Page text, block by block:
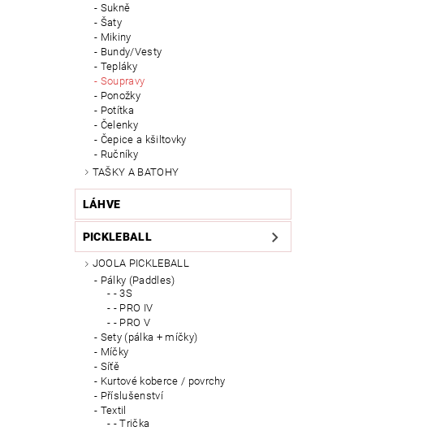
Sukně
Šaty
Mikiny
Bundy/Vesty
Tepláky
Soupravy
Ponožky
Potítka
Čelenky
Čepice a kšiltovky
Ručníky
TAŠKY A BATOHY
LÁHVE
PICKLEBALL
JOOLA PICKLEBALL
Pálky (Paddles)
- 3S
- PRO IV
- PRO V
Sety (pálka + míčky)
Míčky
Síťě
Kurtové koberce / povrchy
Příslušenství
Textil
- Trička